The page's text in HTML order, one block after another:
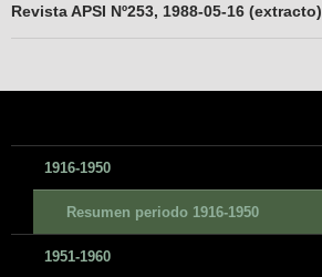
Revista APSI Nº253, 1988-05-16 (extracto)
1916-1950
Resumen periodo 1916-1950
1951-1960